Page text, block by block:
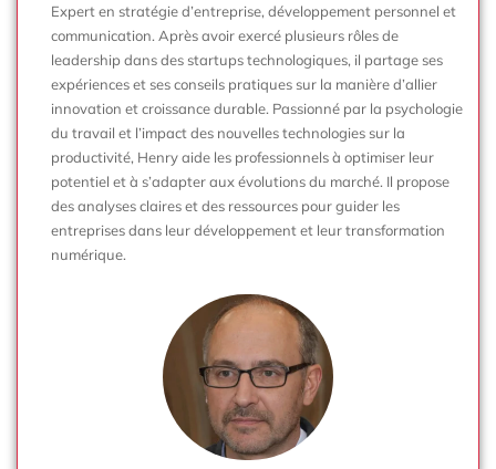
Expert en stratégie d’entreprise, développement personnel et
communication. Après avoir exercé plusieurs rôles de
leadership dans des startups technologiques, il partage ses
expériences et ses conseils pratiques sur la manière d’allier
innovation et croissance durable. Passionné par la psychologie
du travail et l’impact des nouvelles technologies sur la
productivité, Henry aide les professionnels à optimiser leur
potentiel et à s’adapter aux évolutions du marché. Il propose
des analyses claires et des ressources pour guider les
entreprises dans leur développement et leur transformation
numérique.